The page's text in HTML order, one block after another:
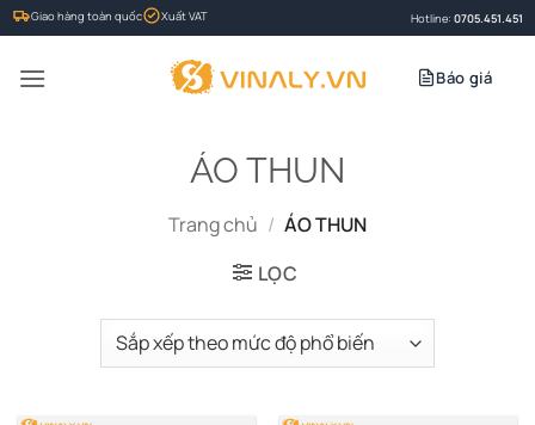
Bỏ
qua
nội
Giao hàng toàn quốc Xuất VAT Hotline: 0705.451.451
Báo giá
ÁO THUN
Trang chủ / ÁO THUN
LỌC